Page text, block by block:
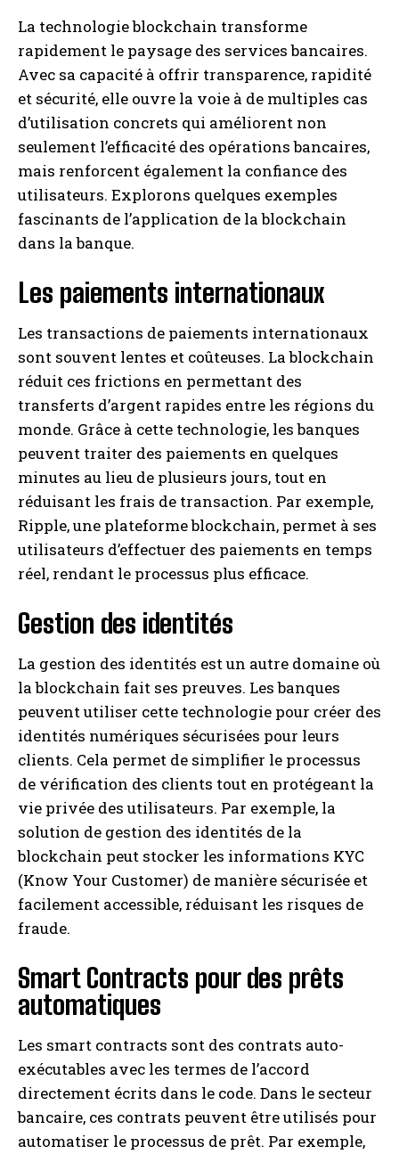
La technologie blockchain transforme
rapidement le paysage des services bancaires.
Avec sa capacité à offrir transparence, rapidité
et sécurité, elle ouvre la voie à de multiples cas
d’utilisation concrets qui améliorent non
seulement l’efficacité des opérations bancaires,
mais renforcent également la confiance des
utilisateurs. Explorons quelques exemples
fascinants de l’application de la blockchain
dans la banque.
Les paiements internationaux
Les transactions de paiements internationaux
sont souvent lentes et coûteuses. La blockchain
réduit ces frictions en permettant des
transferts d’argent rapides entre les régions du
monde. Grâce à cette technologie, les banques
peuvent traiter des paiements en quelques
minutes au lieu de plusieurs jours, tout en
réduisant les frais de transaction. Par exemple,
Ripple, une plateforme blockchain, permet à ses
utilisateurs d’effectuer des paiements en temps
réel, rendant le processus plus efficace.
Gestion des identités
La gestion des identités est un autre domaine où
la blockchain fait ses preuves. Les banques
peuvent utiliser cette technologie pour créer des
identités numériques sécurisées pour leurs
clients. Cela permet de simplifier le processus
de vérification des clients tout en protégeant la
vie privée des utilisateurs. Par exemple, la
solution de gestion des identités de la
blockchain peut stocker les informations KYC
(Know Your Customer) de manière sécurisée et
facilement accessible, réduisant les risques de
fraude.
Smart Contracts pour des prêts
automatiques
Les smart contracts sont des contrats auto-
exécutables avec les termes de l’accord
directement écrits dans le code. Dans le secteur
bancaire, ces contrats peuvent être utilisés pour
automatiser le processus de prêt. Par exemple,